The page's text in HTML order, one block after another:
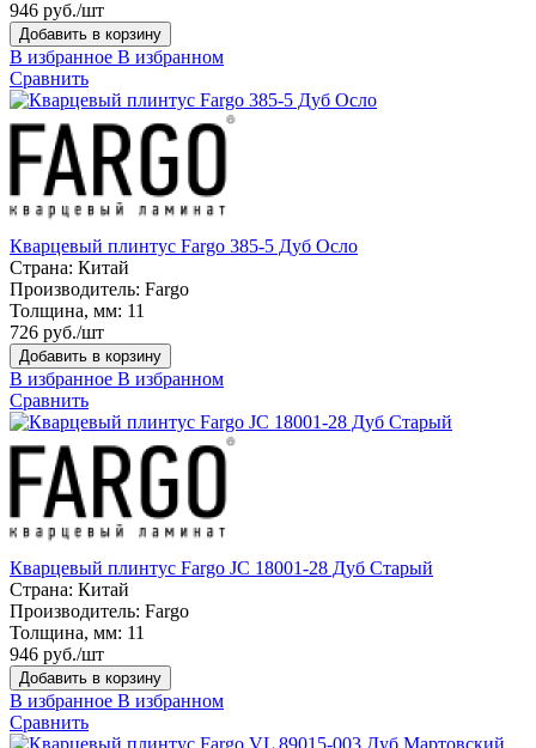
946 руб./шт
Добавить в корзину
В избранное В избранном
Сравнить
Кварцевый плинтус Fargo 385-5 Дуб Осло
Страна: Китай
Производитель: Fargo
Толщина, мм: 11
726 руб./шт
Добавить в корзину
В избранное В избранном
Сравнить
Кварцевый плинтус Fargo JC 18001-28 Дуб Старый
Страна: Китай
Производитель: Fargo
Толщина, мм: 11
946 руб./шт
Добавить в корзину
В избранное В избранном
Сравнить